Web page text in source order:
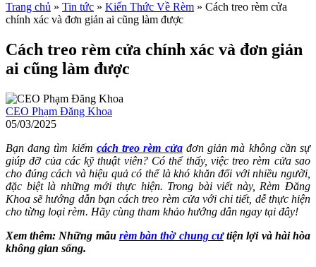
Trang chủ » Tin tức » Kiến Thức Về Rèm » Cách treo rèm cửa
chính xác và đơn giản ai cũng làm được
Cách treo rèm cửa chính xác và đơn giản
ai cũng làm được
CEO Phạm Đăng Khoa
05/03/2025
Bạn đang tìm kiếm cách treo rèm cửađơn giản mà không cần sự
giúp đỡ của các kỹ thuật viên? Có thể thấy, việc treo rèm cửa sao
cho đúng cách và hiệu quả có thể là khó khăn đối với nhiều người,
đặc biệt là những mới thực hiện. Trong bài viết này, Rèm Đăng
Khoa sẽ hướng dẫn bạncách treo rèm cửa với chi tiết, dễ thực hiện
cho từng loại rèm. Hãy cùng tham khảo hướng dẫn ngay tại đây!
Xem thêm: Những mẫu rèm bàn thờ chung cưtiện lợi và hài hòa
không gian sống.